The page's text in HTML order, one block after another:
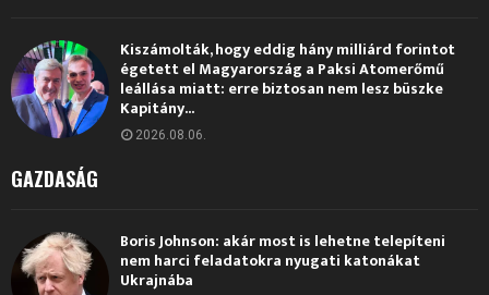
Kiszámolták, hogy eddig hány milliárd forintot
égetett el Magyarország a Paksi Atomerőmű
leállása miatt: erre biztosan nem lesz büszke
Kapitány...
2026.08.06.
GAZDASÁG
Boris Johnson: akár most is lehetne telepíteni
nem harci feladatokra nyugati katonákat
Ukrajnába